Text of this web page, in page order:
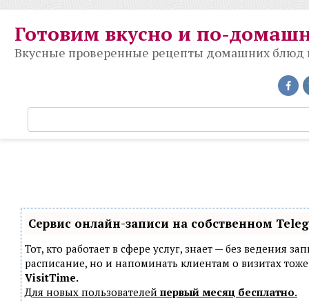
контенту
Готовим вкусно и по-
Вкусные проверенные рецепты домашних блюд
о
Сервис онлайн-записи на собственном
Тот, кто работает в сфере услуг, знает — без ведения
расписание, но и напоминать клиентам о визитах
VisitTime.
Для новых пользователей первый месяц бесплатно.